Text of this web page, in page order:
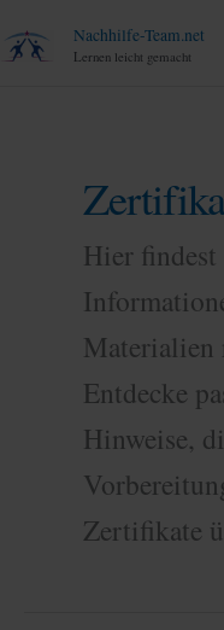
Inhalt
Nachhilfe-Team.net
Lernen leicht gemacht
Hier
Entdecke
Hinweise,
Zertifikate